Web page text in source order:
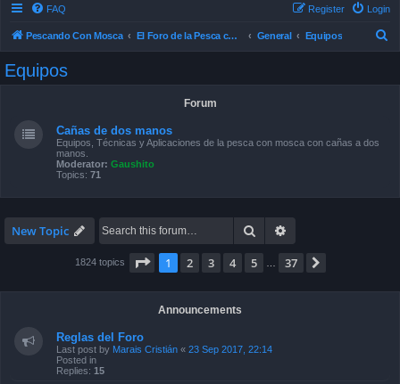
FAQ Login
Register
Pescando Con Mosca El Foro de la Pesca con Mosca en Chile General Equipos
Equipos
Forum
Cañas de dos manos
Equipos, Técnicas y Aplicaciones de la pesca con mosca con cañas a dos
manos.
Moderator: Gaushito
Topics: 71
New Topic Search
1824 topics Page 1of 37
1 2 3 4 5 37
Announcements
Reglas del Foro
Last post by Marais Cristián « 23 Sep 2017, 22:14
Posted in
Replies: 15